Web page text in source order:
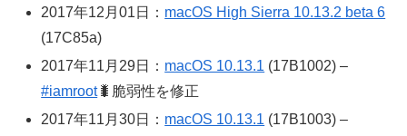
2017年12月01日： macOS High Sierra 10.13.2 beta 6
(17C85a)
2017年11月29日： macOS 10.13.1 (17B1002) –
#iamroot🐛脆弱性を修正
2017年11月30日： macOS 10.13.1 (17B1003) –